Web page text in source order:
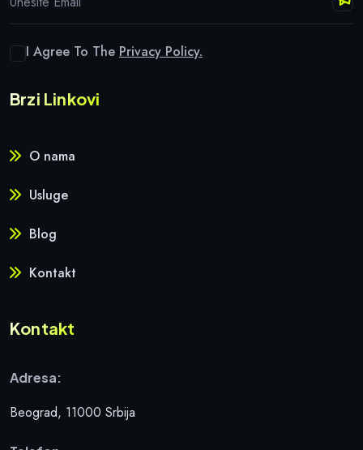
I Agree To The Privacy Policy.
Brzi Linkovi
O nama
Usluge
Blog
Kontakt
Kontakt
Adresa:
Beograd, 11000 Srbija